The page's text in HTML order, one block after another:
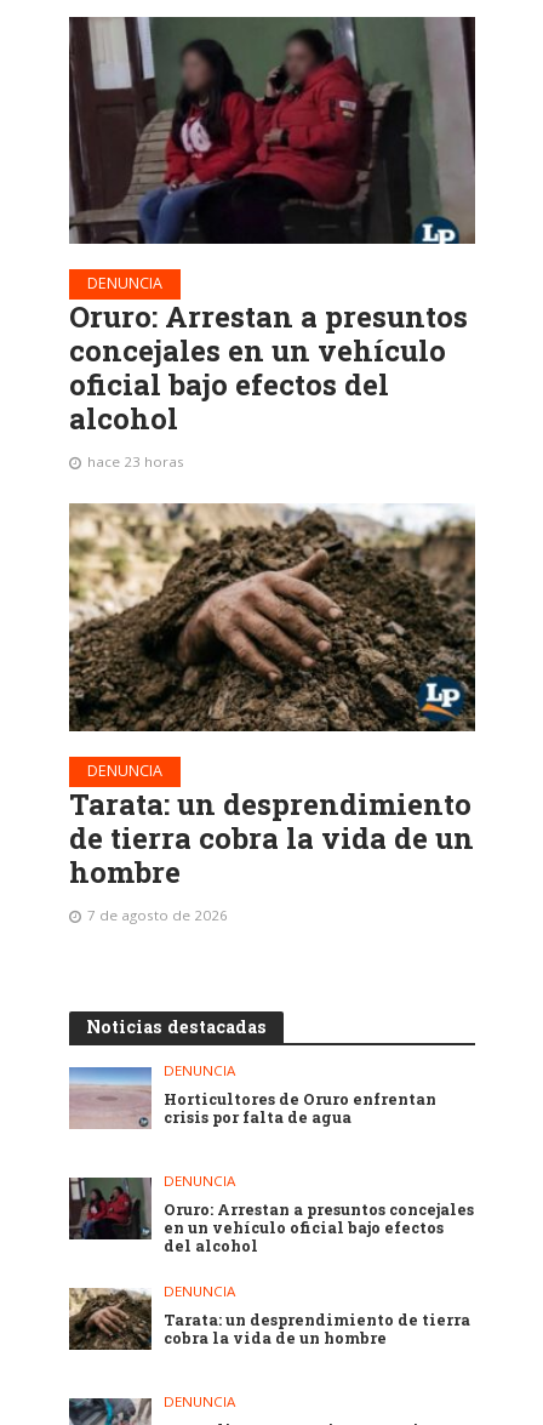
DENUNCIA
Oruro: Arrestan a presuntos
concejales en un vehículo
oficial bajo efectos del
alcohol
hace 23 horas
DENUNCIA
Tarata: un desprendimiento
de tierra cobra la vida de un
hombre
7 de agosto de 2026
Noticias destacadas
DENUNCIA
Horticultores de Oruro enfrentan
crisis por falta de agua
DENUNCIA
Oruro: Arrestan a presuntos concejales
en un vehículo oficial bajo efectos
del alcohol
DENUNCIA
Tarata: un desprendimiento de tierra
cobra la vida de un hombre
DENUNCIA